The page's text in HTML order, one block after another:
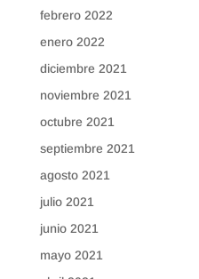
febrero 2022
enero 2022
diciembre 2021
noviembre 2021
octubre 2021
septiembre 2021
agosto 2021
julio 2021
junio 2021
mayo 2021